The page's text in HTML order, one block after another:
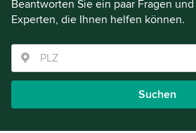
Beantworten Sie ein paar Fragen
Experten, die Ihnen helfen können.
Suchen